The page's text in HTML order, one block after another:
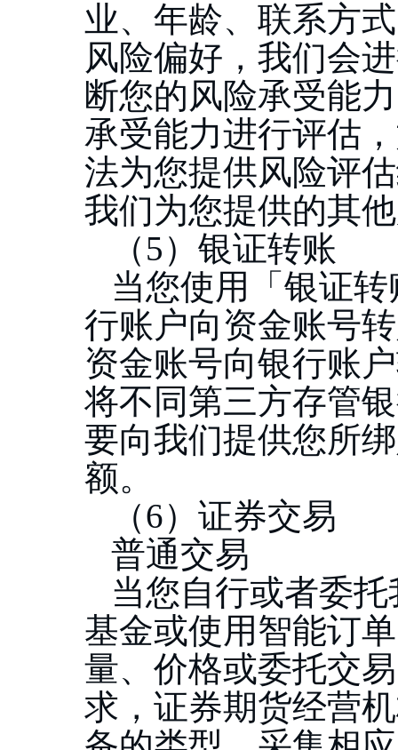
业、年龄、联系方
风险偏好，我们会
断您的风险承受能
承受能力进行评估
法为您提供风险评
我们为您提供的其
（5）银证转账
当您使用「银证
行账户向资金账号
资金账号向银行账
将不同第三方存管
要向我们提供您所
额。
（6）证券交易
普通交易
当您自行或者委
基金或使用智能订
量、价格或委托交
求，证券期货经营